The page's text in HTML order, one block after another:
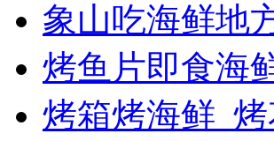
象山吃海鲜地
烤鱼片即食海
烤箱烤海鲜_